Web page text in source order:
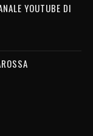
YOUTUBE DI